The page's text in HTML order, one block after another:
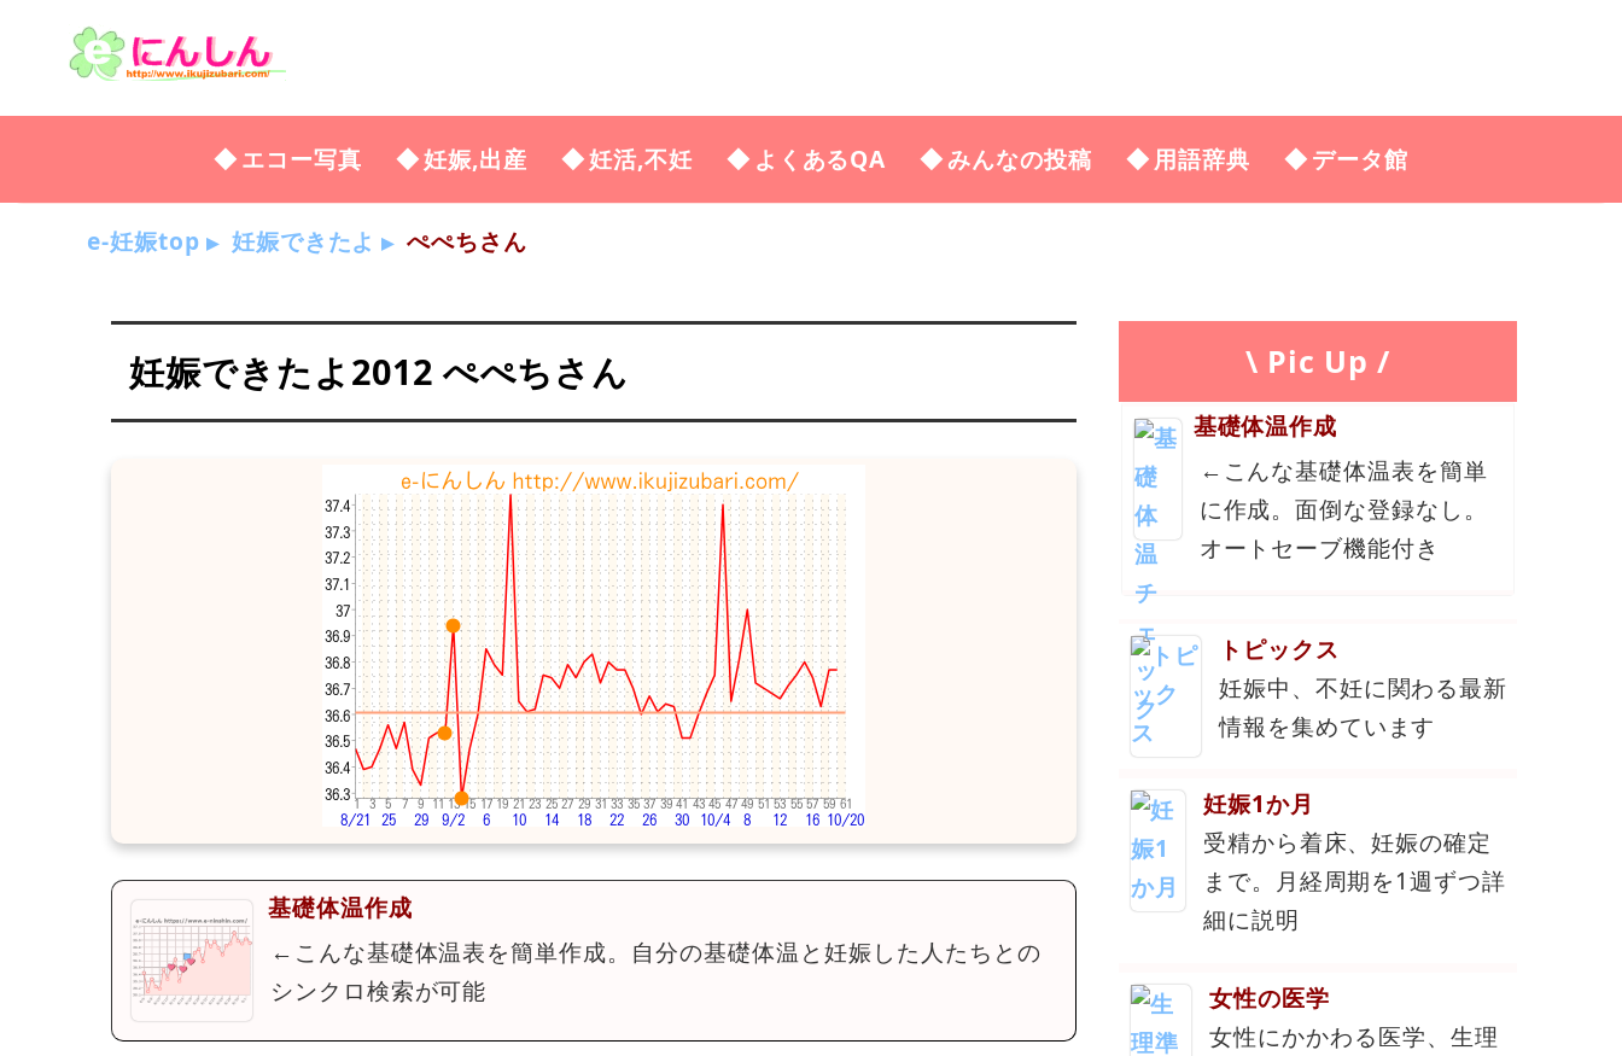
エコー写真 妊娠,出産 妊活,不妊 よくあるQA みんなの投稿 用語辞典 データ館
e-妊娠top 妊娠できたよ ぺぺちさん
妊娠できたよ2012 ぺぺちさん
基礎体温作成
←こんな基礎体温表を簡単作成。自分の基礎体温と妊娠した人たちとの
シンクロ検索が可能
\ Pic Up /
基礎体温作成
←こんな基礎体温表を簡単
に作成。面倒な登録なし。
オートセーブ機能付き
トピックス
妊娠中、不妊に関わる最新
情報を集めています
妊娠1か月
受精から着床、妊娠の確定
まで。月経周期を1週ずつ詳
細に説明
女性の医学
女性にかかわる医学、生理